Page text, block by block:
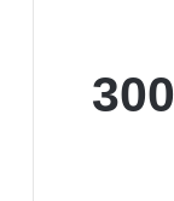
وزارة الرياضة..رفع التجميد عن توظيف 300